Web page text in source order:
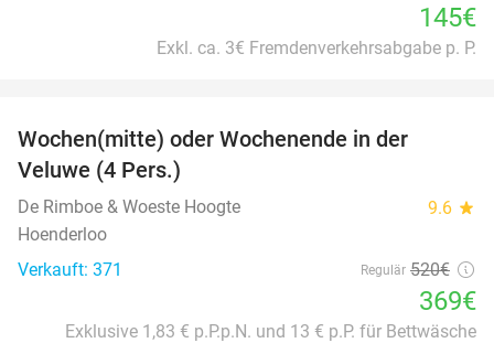
145€
Exkl. ca. 3€ Fremdenverkehrsabgabe p. P.
Wochen(mitte) oder Wochenende in der
Veluwe (4 Pers.)
De Rimboe & Woeste Hoogte 9.6 star
Hoenderloo
Verkauft: 371
Regulär 520€
369€
Exklusive 1,83 € p.P.p.N. und 13 € p.P. für Bettwäsche